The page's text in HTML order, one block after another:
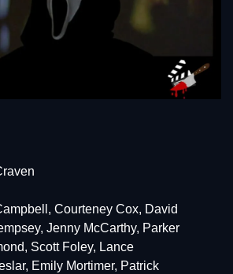
Courteney Cox, David
Jenny McCarthy, Parker
Scott Foley, Lance
Emily Mortimer, Patrick